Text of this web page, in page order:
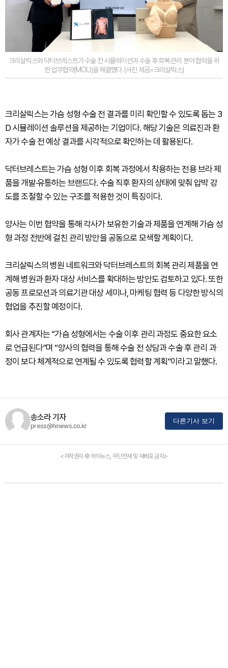
크리살릭스와 닥터브레스트가 수술 전 시뮬레이션과 수술 후 회복 관리 분야 협력을 위
한 업무협약(MOU)을 체결했다. (사진 제공=크리살릭스)
크리살릭스는 가슴 성형 수술 전 결과를 미리 확인할 수 있도록 돕는 3
D 시뮬레이션 솔루션을 제공하는 기업이다. 해당 기술은 의료진과 환
자가 수술 전 예상 결과를 시각적으로 확인하는 데 활용된다.
닥터브레스트는 가슴 성형 이후 회복 과정에서 착용하는 전용 브라 제
품을 개발·유통하는 브랜드다. 수술 직후 환자의 상태에 맞춰 압박 강
도를 조절할 수 있는 구조를 적용한 것이 특징이다.
양사는 이번 협약을 통해 각사가 보유한 기술과 제품을 연계해 가슴 성
형 과정 전반에 걸친 관리 방안을 공동으로 모색할 계획이다.
크리살릭스의 병원 네트워크와 닥터브레스트의 회복 관리 제품을 연
계해 병원과 환자 대상 서비스를 확대하는 방안도 검토하고 있다. 또한
공동 프로모션과 의료기관 대상 세미나, 마케팅 협력 등 다양한 방식의
협업을 추진할 예정이다.
회사 관계자는 “가슴 성형에서는 수술 이후 관리 과정도 중요한 요소
로 언급된다”며 “양사의 협력을 통해 수술 전 상담과 수술 후 관리 과
정이 보다 체계적으로 연계될 수 있도록 협력할 계획”이라고 말했다.
송소라 기자
press@hinews.co.kr
다른기사 보기
<저작권자 © 하이뉴스, 무단전재 및 재배포 금지>